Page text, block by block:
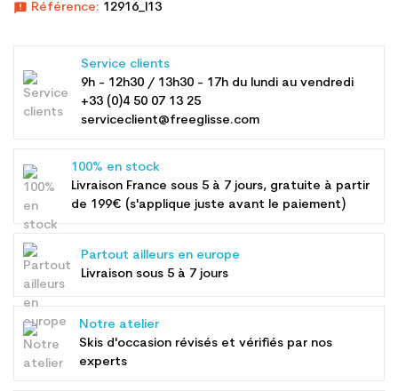
announcement Référence: 12916_l13
Service clients
9h - 12h30 / 13h30 - 17h du lundi au vendredi
+33 (0)4 50 07 13 25
serviceclient@freeglisse.com
100% en stock
Livraison France sous 5 à 7 jours, gratuite à partir
de 199€ (s'applique juste avant le paiement)
Partout ailleurs en europe
Livraison sous 5 à 7 jours
Notre atelier
Skis d'occasion révisés et vérifiés par nos
experts